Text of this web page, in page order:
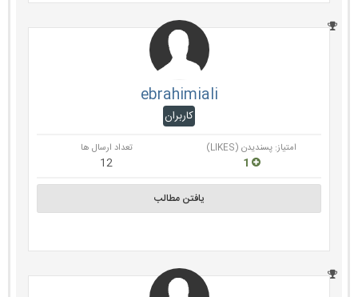
ebrahimiali
کاربران
امتیاز: پسندیدن (LIKES) تعداد ارسال ها
12
یافتن مطالب